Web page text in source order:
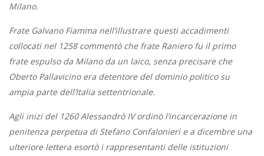
Milano.
Frate Galvano Fiamma nell’illustrare questi accadimenti
collocati nel 1258 commentò che frate Raniero fu il primo
frate espulso da Milano da un laico, senza precisare che
Oberto Pallavicino era detentore del dominio politico su
ampia parte dell’Italia settentrionale.
Agli inizi del 1260 Alessandrò IV ordinò l’incarcerazione in
penitenza perpetua di Stefano Confalonieri e a dicembre una
ulteriore lettera esortò i rappresentanti delle istituzioni